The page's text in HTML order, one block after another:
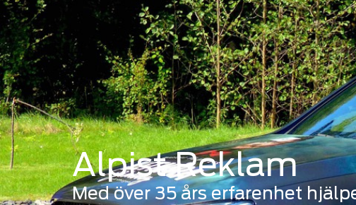
Alpist Reklam
Med över 35 års erfarenhet